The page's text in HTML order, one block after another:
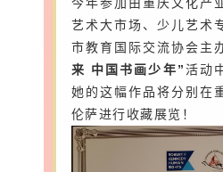
艺术大市场、 少儿艺术
市教育国际交流协会主
来 中国书画少年”活动
她的这幅作品将分别在
伦萨进行收藏展览！